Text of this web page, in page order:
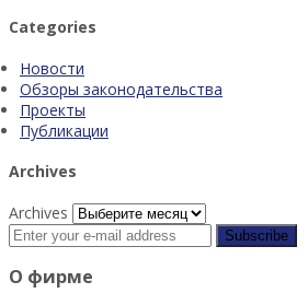
Categories
Новости
Обзоры законодательства
Проекты
Публикации
Archives
Archives
О фирме